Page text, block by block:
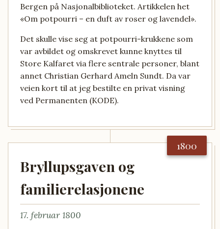
Bergen på Nasjonalbiblioteket. Artikkelen het
«Om potpourri – en duft av roser og lavendel».
Det skulle vise seg at potpourri-krukkene som
var avbildet og omskrevet kunne knyttes til
Store Kalfaret via flere sentrale personer, blant
annet Christian Gerhard Ameln Sundt. Da var
veien kort til at jeg bestilte en privat visning
ved Permanenten (KODE).
1800
Bryllupsgaven og
familierelasjonene
17. februar 1800